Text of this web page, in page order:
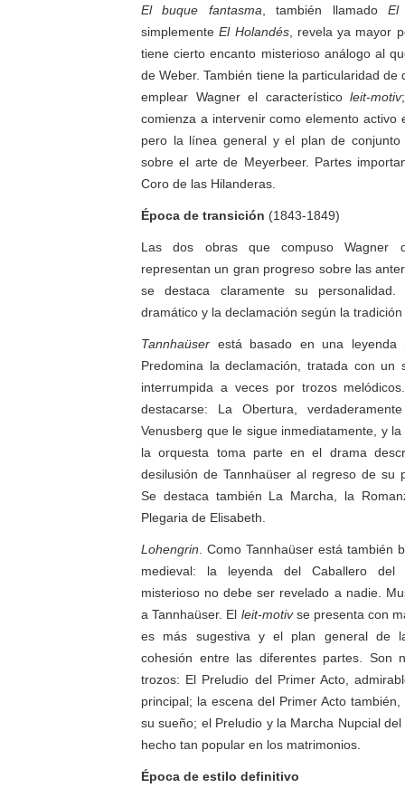
El buque fantasma , también llamado El
simplementeEl Holandés, revela ya mayor
tiene cierto encanto misterioso análogo al
de Weber. También tiene la particularidad de
emplear Wagner el característicoleit-motiv
comienza a intervenir como elemento activo
pero la línea general y el plan de conjunto
sobre el arte de Meyerbeer. Partes
Coro de las Hilanderas.
Época de transición (1843-1849)
Las dos obras que compuso Wagner
representan un gran progreso sobre las
se destaca claramente su personalidad.
dramático y la declamación según la
Tannhaüser está basado en una leyenda
Predomina la declamación, tratada con un
interrumpida a veces por trozos
destacarse: La Obertura,
Venusberg que le sigue inmediatamente, y
la orquesta toma parte en el drama
desilusión de Tannhaüser al regreso de su
Se destaca también La Marcha, la
Plegaria de Elisabeth.
Lohengrin . Como Tannhaüser está también
medieval: la leyenda del Caballero del
misterioso no debe ser revelado a nadie.
a Tannhaüser. El leit-motivse presenta con
es más sugestiva y el plan general de
cohesión entre las diferentes partes. Son
trozos: El Preludio del Primer Acto,
principal; la escena del Primer Acto
su sueño; el Preludio y la Marcha Nupcial
hecho tan popular en los matrimonios.
Época de estilo definitivo